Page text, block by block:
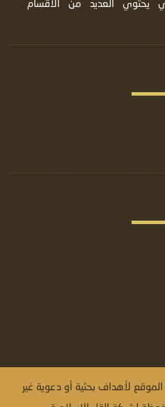
يحتوي العديد من الأقسام
لأهداف بحثية أو دعوية غير